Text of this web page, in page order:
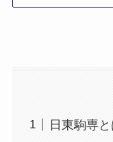
日東駒専と